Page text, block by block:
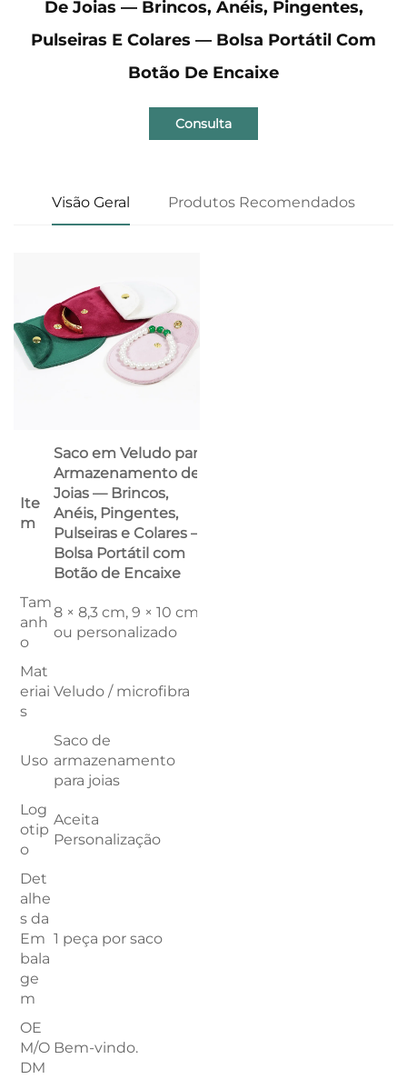
De Joias — Brincos, Anéis, Pingentes,
Pulseiras E Colares — Bolsa Portátil Com
Botão De Encaixe
Consulta
Visão Geral Produtos Recomendados
Ite
m
Saco em Veludo para
Armazenamento de
Joias — Brincos,
Anéis, Pingentes,
Pulseiras e Colares —
Bolsa Portátil com
Botão de Encaixe
Tam
anh
o
8 × 8,3 cm, 9 × 10 cm
ou personalizado
Mat
eriai
s
Veludo / microfibra
Uso
Saco de
armazenamento
para joias
Log
otip
o
Aceita
Personalização
Det
alhe
s da
Em
bala
ge
m
1 peça por saco
OE
M/O
DM
Bem-vindo.